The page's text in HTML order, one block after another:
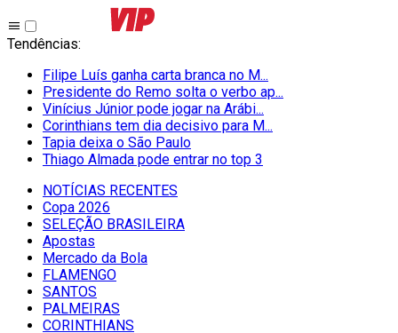
Tendências:
Filipe Luís ganha carta branca no M...
Presidente do Remo solta o verbo ap...
Vinícius Júnior pode jogar na Arábi...
Corinthians tem dia decisivo para M...
Tapia deixa o São Paulo
Thiago Almada pode entrar no top 3
NOTÍCIAS RECENTES
Copa 2026
SELEÇÃO BRASILEIRA
Apostas
Mercado da Bola
FLAMENGO
SANTOS
PALMEIRAS
CORINTHIANS